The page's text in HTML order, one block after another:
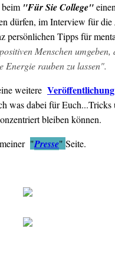
"Für Sie College"
dürfen, im Interview für die
persönlichen Tipps für
Menschen
rauben zu lassen".
weitere
was dabei für
bleiben können.
"Presse" Seite.